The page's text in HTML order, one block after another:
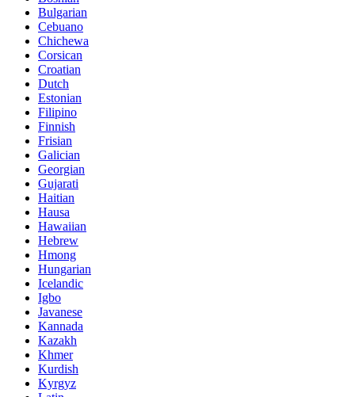
Bulgarian
Cebuano
Chichewa
Corsican
Croatian
Dutch
Estonian
Filipino
Finnish
Frisian
Galician
Georgian
Gujarati
Haitian
Hausa
Hawaiian
Hebrew
Hmong
Hungarian
Icelandic
Igbo
Javanese
Kannada
Kazakh
Khmer
Kurdish
Kyrgyz